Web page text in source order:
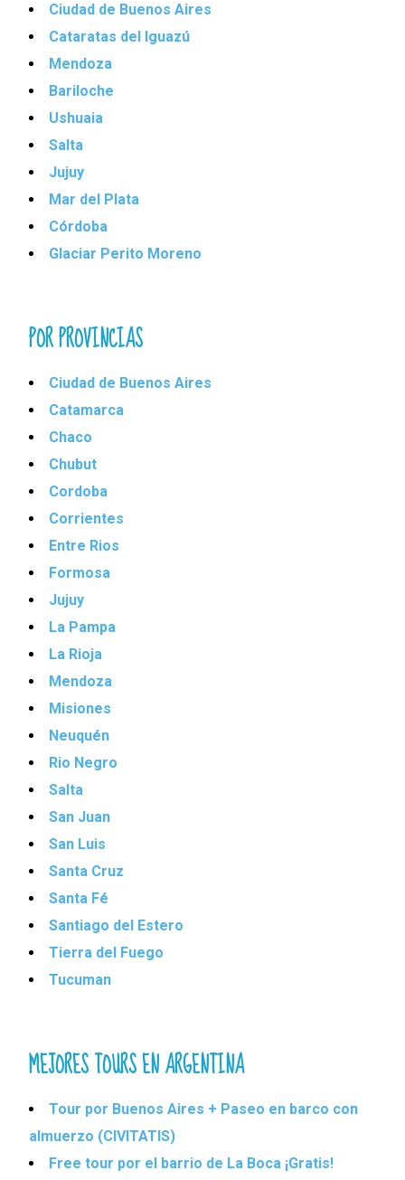
Ciudad de Buenos Aires
Cataratas del Iguazú
Mendoza
Bariloche
Ushuaia
Salta
Jujuy
Mar del Plata
Córdoba
Glaciar Perito Moreno
POR PROVINCIAS
Ciudad de Buenos Aires
Catamarca
Chaco
Chubut
Cordoba
Corrientes
Entre Rios
Formosa
Jujuy
La Pampa
La Rioja
Mendoza
Misiones
Neuquén
Rio Negro
Salta
San Juan
San Luis
Santa Cruz
Santa Fé
Santiago del Estero
Tierra del Fuego
Tucuman
MEJORES TOURS EN ARGENTINA
Tour por Buenos Aires + Paseo en barco con
almuerzo (CIVITATIS)
Free tour por el barrio de La Boca ¡Gratis!